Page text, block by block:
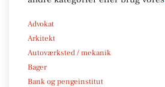
Advokat
Arkitekt
Autoværksted / mekanik
Bager
Bank og pengeinstitut